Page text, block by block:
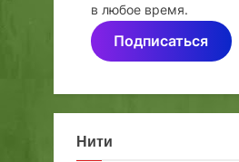
в любое время.
Подписаться
Нити